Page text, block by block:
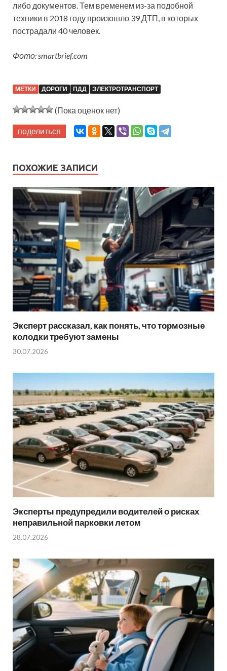
либо документов. Тем временем из-за подобной
техники в 2018 году произошло 39 ДТП, в которых
пострадали 40 человек.
Фото: smartbrief.com
МЕТКИ ДОРОГИ ПДД ЭЛЕКТРОТРАНСПОРТ
(Пока оценок нет)
поделиться
ПОХОЖИЕ ЗАПИСИ
Эксперт рассказал, как понять, что тормозные
колодки требуют замены
30.07.2026
Эксперты предупредили водителей о рисках
неправильной парковки летом
28.07.2026